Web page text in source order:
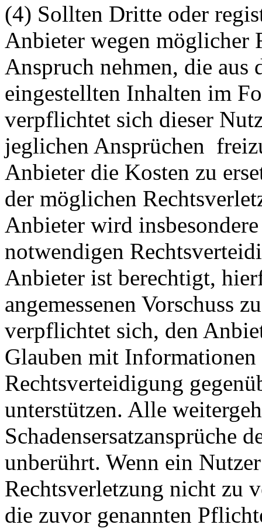
(4) Sollten Dritte oder
Anbieter wegen möglicher
Anspruch nehmen, die aus
eingestellten Inhalten im
verpflichtet sich dieser
jeglichen Ansprüchen
Anbieter die Kosten zu
der möglichen
Anbieter wird
notwendigen
Anbieter ist berechtigt,
angemessenen Vorschuss
verpflichtet sich, den
Glauben mit
Rechtsverteidigung
unterstützen. Alle
Schadensersatzansprüche
unberührt. Wenn ein
Rechtsverletzung nicht zu
die zuvor genannten